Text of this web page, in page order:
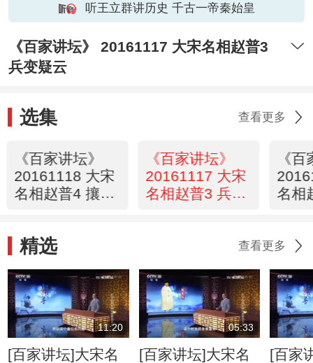
听王立群讲历史 千古一帝秦始皇
《百家讲坛》 20161117 大宋名相赵普3
兵变疑云
选集 查看更多
《百家讲坛》
20161118 大宋
名相赵普4 攘外
《百家讲坛》
20161117 大宋
名相赵普3 兵变
《
名相
精选 查看更多
11:20
[百家讲坛]大宋名
05:33
[百家讲坛]大宋名
[百家